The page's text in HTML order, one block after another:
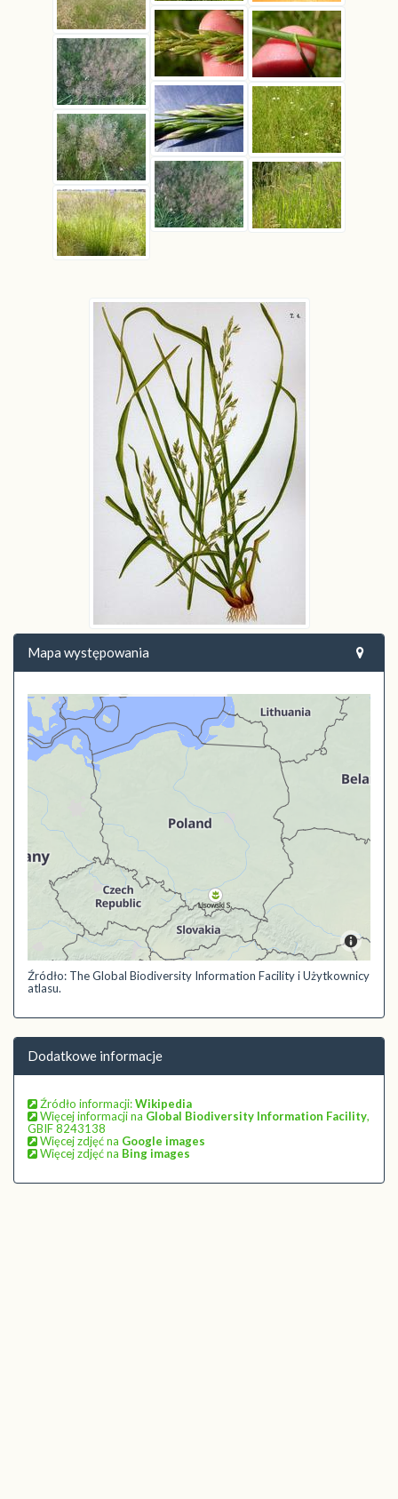
Mapa występowania
Źródło: The Global Biodiversity Information Facility i Użytkownicy
atlasu.
Dodatkowe informacje
Źródło informacji:Wikipedia
Więcej informacji na Global Biodiversity Information Facility,
GBIF 8243138
Więcej zdjęć na Google images
Więcej zdjęć na Bing images